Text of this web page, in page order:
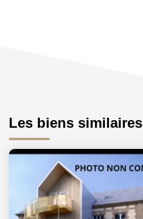
Les biens similaires